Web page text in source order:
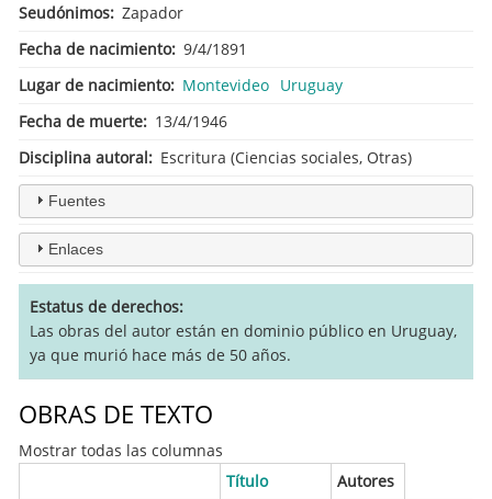
Seudónimos Zapador
Fecha de nacimiento 9/4/1891
Lugar de nacimiento
Montevideo Uruguay
Fecha de muerte
13/4/1946
Disciplina autoral
Escritura (Ciencias sociales, Otras)
Fuentes
Enlaces
Estatus de derechos
Las obras del autor están en dominio público en Uruguay,
ya que murió hace más de 50 años.
OBRAS DE TEXTO
Mostrar todas las columnas
Título
Autores